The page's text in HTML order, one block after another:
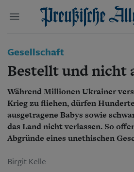
Wirtschaft
Gesellschaft
Leben
Geschichte
Ostpreußen
Pommern
Suchen und finden
Gesellschaft
Bestellt und nicht
Während Millionen Ukrainer
Krieg zu fliehen, dürfen
ausgetragene Babys sowie
das Land nicht verlassen. So
Abgründe eines unethischen
Birgit Kelle